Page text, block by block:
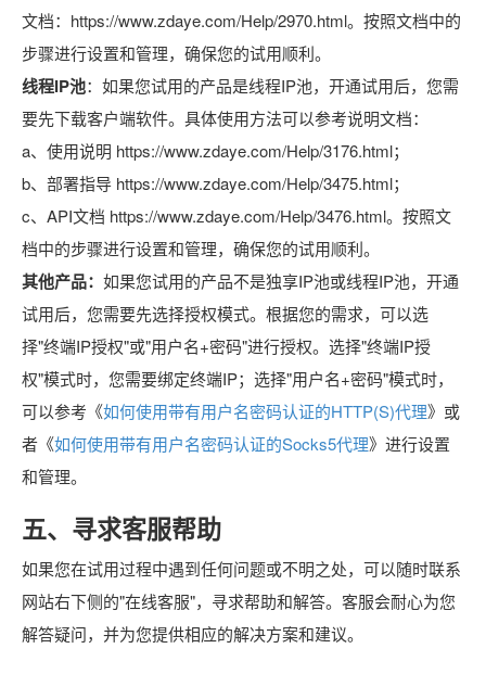
文档：https://www.zdaye.com/Help/2970.html。按照文档中的
步骤进行设置和管理，确保您的试用顺利。
线程IP池：如果您试用的产品是线程IP池，开通试用后，您需
要先下载客户端软件。具体使用方法可以参考说明文档：
a、使用说明 https://www.zdaye.com/Help/3176.html；
b、部署指导 https://www.zdaye.com/Help/3475.html；
c、API文档 https://www.zdaye.com/Help/3476.html。按照文
档中的步骤进行设置和管理，确保您的试用顺利。
其他产品： 如果您试用的产品不是独享IP池或线程IP池，开通
试用后，您需要先选择授权模式。根据您的需求，可以选
择"终端IP授权"或"用户名+密码"进行授权。选择"终端IP授
权"模式时，您需要绑定终端IP；选择"用户名+密码"模式时，
可以参考《如何使用带有用户名密码认证的HTTP(S)代理》或
者《如何使用带有用户名密码认证的Socks5代理》进行设置
和管理。
五、寻求客服帮助
如果您在试用过程中遇到任何问题或不明之处，可以随时联系
网站右下侧的"在线客服"，寻求帮助和解答。客服会耐心为您
解答疑问，并为您提供相应的解决方案和建议。